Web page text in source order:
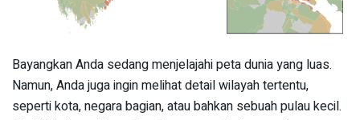
Bayangkan Anda sedang menjelajahi peta dunia yang luas.
Namun, Anda juga ingin melihat detail wilayah tertentu,
seperti kota, negara bagian, atau bahkan sebuah pulau kecil.